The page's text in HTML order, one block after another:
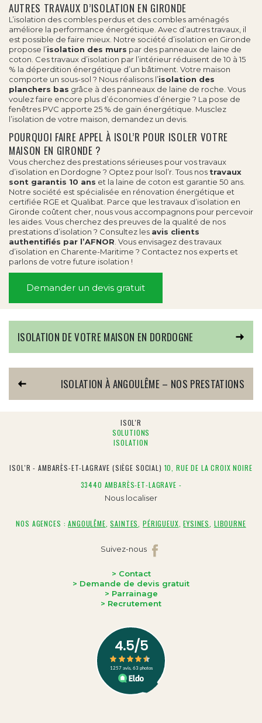
AUTRES TRAVAUX D’ISOLATION EN GIRONDE
L’isolation des combles perdus et des combles aménagés
améliore la performance énergétique. Avec d’autres travaux, il
est possible de faire mieux. Notre société d’isolation en Gironde
propose l’isolation des murs par des panneaux de laine de
coton. Ces travaux d’isolation par l’intérieur réduisent de 10 à 15
% la déperdition énergétique d’un bâtiment. Votre maison
comporte un sous-sol ? Nous réalisons l’isolation des
planchers bas grâce à des panneaux de laine de roche. Vous
voulez faire encore plus d’économies d’énergie ? La pose de
fenêtres PVC apporte 25 % de gain énergétique. Musclez
l’isolation de votre maison, demandez un devis.
POURQUOI FAIRE APPEL À ISOL’R POUR ISOLER VOTRE
MAISON EN GIRONDE ?
Vous cherchez des prestations sérieuses pour vos travaux
d’isolation en Dordogne ? Optez pour Isol’r. Tous nos travaux
sont garantis 10 ans et la laine de coton est garantie 50 ans.
Notre société est spécialisée en rénovation énergétique et
certifiée RGE et Qualibat. Parce que les travaux d’isolation en
Gironde coûtent cher, nous vous accompagnons pour percevoir
les aides. Vous cherchez des preuves de la qualité de nos
prestations d’isolation ? Consultez les avis clients
authentifiés par l’AFNOR . Vous envisagez destravaux
d’isolation en Charente-Maritime ? Contactez nos experts et
parlons de votre future isolation !
Demander un devis gratuit
ISOLATION DE VOTRE MAISON EN DORDOGNE
ISOLATION À ANGOULÊME – NOS PRESTATIONS
ISOL'R
SOLUTIONS
ISOLATION
ISOL'R - AMBARÈS-ET-LAGRAVE (SIÈGE SOCIAL) 10, RUE DE LA CROIX NOIRE
33440 AMBARÈS-ET-LAGRAVE -
Nous localiser
NOS AGENCES :ANGOULÊME ,SAINTES ,PÉRIGUEUX ,EYSINES LIBOURNE
Suivez-nous
> Contact
> Demande de devis gratuit
> Parrainage
> Recrutement